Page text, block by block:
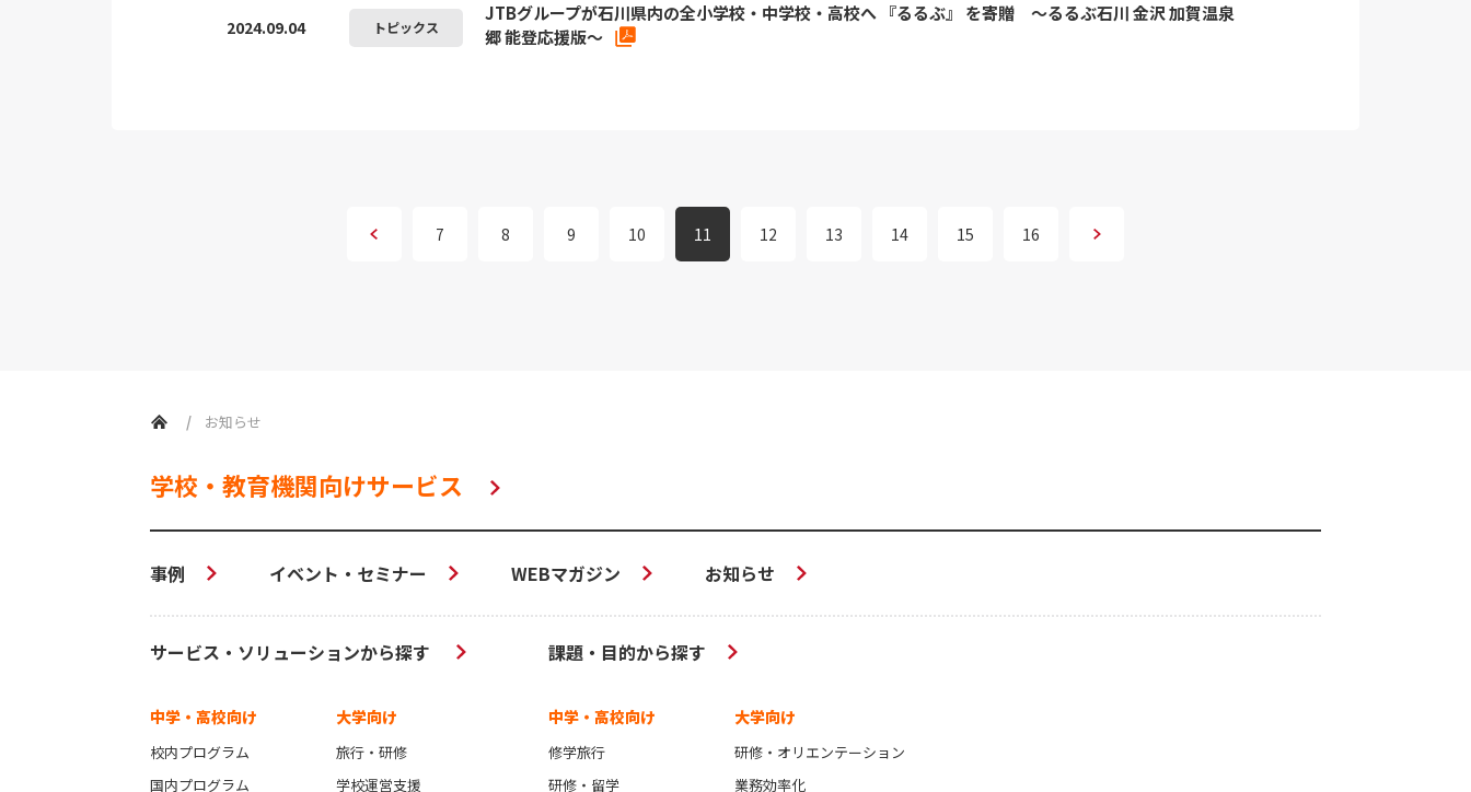
2024.09.04 トピックス
JTBグループが石川県内の全小学校・中学校・高校へ 『るるぶ』 を寄贈 ～るるぶ石川 金沢 加賀温泉
郷 能登応援版～
7 8 9 10 11 12 13 14 15 16
お知らせ
学校・教育機関向けサービス
事例 イベント・セミナー WEBマガジン お知らせ
サービス・ソリューションから探す
中学・高校向け
校内プログラム
国内プログラム
大学向け
旅行・研修
学校運営支援
課題・目的から探す
中学・高校向け
修学旅行
研修・留学
大学向け
研修・オリエンテーション
業務効率化